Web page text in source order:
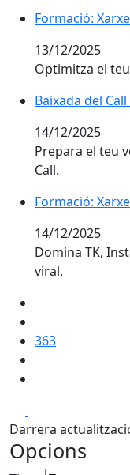
Formació:
Formació:
13/12/2025
Optimitza el
Baixada del Call
Baixada del
14/12/2025
Prepara el teu
Call.
Formació:
Formació:
14/12/2025
Domina TK,
viral.
363
Darrera
Opcions